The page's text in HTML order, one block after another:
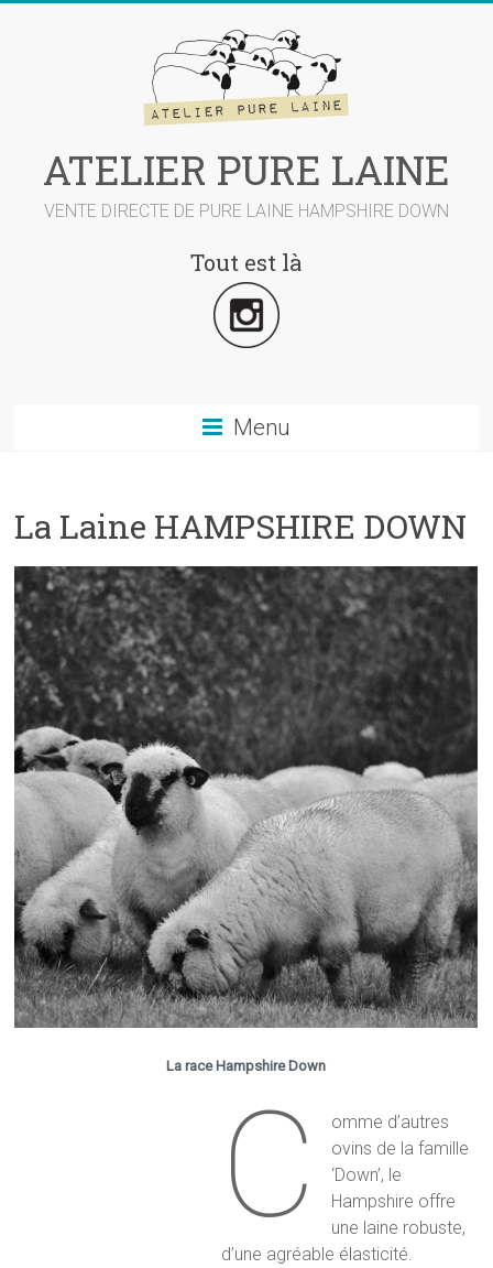
ATELIER PURE LAINE
VENTE DIRECTE DE PURE LAINE HAMPSHIRE DOWN
Tout est là
Menu
La Laine HAMPSHIRE DOWN
La race Hampshire Down
C
omme d’autres
ovins de la famille
‘Down’, le
Hampshire offre
une laine robuste,
d’une agréable élasticité.